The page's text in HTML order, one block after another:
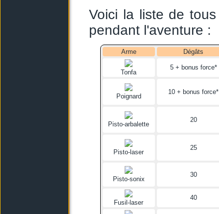
Voici la liste de
pendant l'aventure :
Arme Dégâts
Tonfa
5 + bonus force*
Poignard
10 + bonus force*
Pisto-arbalette
20
Pisto-laser
25
Pisto-sonix
30
Fusil-laser
40